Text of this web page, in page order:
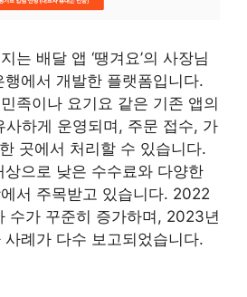
는 배달 앱 ‘땡겨요’의 사장님
에서 개발한 플랫폼입니다.
족이나 요기요 같은 기존 앱의
사하게 운영되며, 주문 접수, 가
곳에서 처리할 수 있습니다.
으로 낮은 수수료와 다양한
서 주목받고 있습니다. 2022
수가 꾸준히 증가하며, 2023년
례가 다수 보고되었습니다.